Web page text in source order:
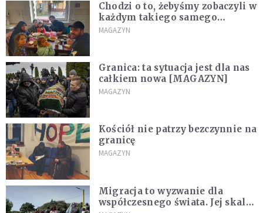
Chodzi o to, żebyśmy zobaczyli w
każdym takiego samego
człowieka [WYWIAD]
MAGAZYN
Granica: ta sytuacja jest dla nas
całkiem nowa [MAGAZYN]
MAGAZYN
Kościół nie patrzy bezczynnie na
granicę
MAGAZYN
Migracja to wyzwanie dla
współczesnego świata. Jej skala